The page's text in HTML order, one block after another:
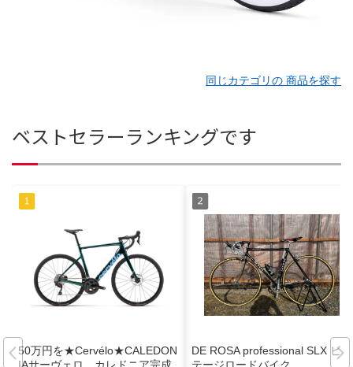
同じカテゴリの 商品を探す
ベストセラーランキングです
50万円を★Cervélo★CALEDON
DE ROSA professional SLX ビン